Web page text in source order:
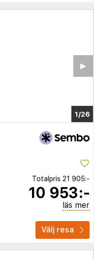
1/19
▶︎
Totalpris 21 905:-
10 953:-
läs mer
Välj resa